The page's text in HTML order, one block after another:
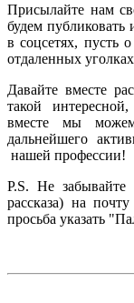
Присылайте нам
будем
в соцсетях, пусть
отдаленных
Давайте вместе
такой
вместе мы
дальнейшего
нашей профессии!
P.S. Не
рассказа) на почту
просьба указать